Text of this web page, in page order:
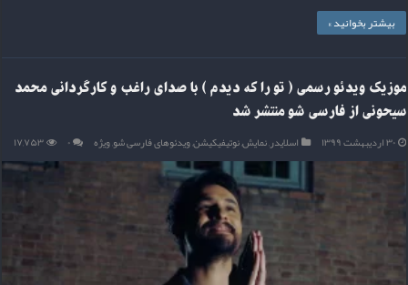
بیشتر بخوانید »
موزیک ویدئو رسمی ( تو را که دیدم ) با صدای راغب و کارگردانی محمد
سیحونی از فارسی شو منتشر شد
۳۰ اردیبهشت ۱۳۹۹ اسلایدر,نمایش,نوتیفیکیشن,ویدئوهای فارسی شو,ویژه ۰ ۱۷,۷۵۳